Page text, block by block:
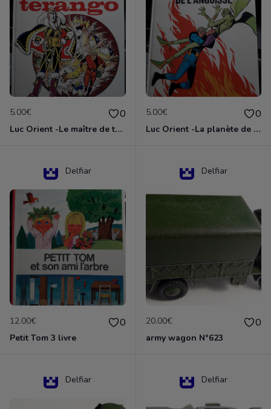
5.00€ 0
Luc Orient -Le maître de terango
5.00€ 0
Luc Orient -La planète de l'angoisse
Delfiar
12.00€ 0
Petit Tom 3 livre
Delfiar
20.00€ 0
army wagon N°623
Delfiar Delfiar